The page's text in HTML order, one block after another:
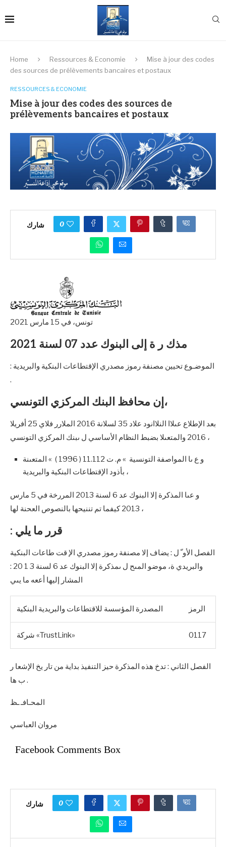
Home Ressources & Economie
Mise à jour des codes
des sources de prélèvements bancaires et postaux
RESSOURCES & ECONOMIE
Mise à jour des codes des sources de
prélèvements bancaires et postaux
شارك 0
تونس، في 15 مارس 2021
مذك ر ة إلى البنوك عدد 07 لسنة 2021
: الموضـوع تحيين مصنفة رموز مصدري الإقتطاعات البنكية والبريدية
.
إن محافظ البنك المركزي التونسي،
بعد الإطلاع عىلاا النلاانود علاد 35 لسلانة 2016 الملارر فلاي 25 أفريلا
2016 والمتعىلا بضبط النظام الأساسي ل ىبنك المركزي التونسي ،
و ع ىا المواصفة التونسية » م. ت 11.112 ( 1996 ) » المتعىنة
بأذود الإقتطاعات البنكية والبريدية ،
و عىا المذكرة إلا البنوك عد 6 لسنة 2013 المررخة في 5 مارس
2013 كيفما تم تننيحها بالنصوص العحنة لها ،
: قرر ما يلي
الفصل الأو ّ ل : يضاف إلا مصنفة رموز مصدري الإ قت طاعات البنكية
والبريدي ة، موضو المىح ل ىمذكرة إلا البنوك عد 6 لسنة 3 1 20 :
المشار إليها أععه ما يىي
المصدرة المؤسسة للاقتطاعات والبريدية البنكية الرمز
شركة «TrustLink» 0117
الفصل الثاني : تدخ هذه المذكرة حيز التنفيذ بداية من تار يخ الإشعا ر
ب ها .
المحـافـ ـظ
مروان العباسي
Facebook Comments Box
شارك 0